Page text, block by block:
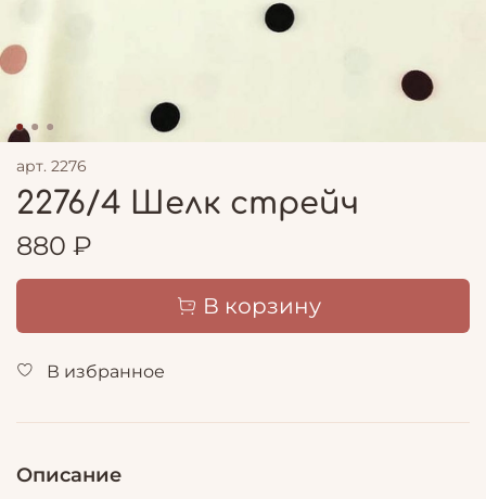
арт. 2276
2276/4 Шелк стрейч
880 ₽
В корзину
В избранное
Описание